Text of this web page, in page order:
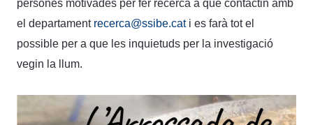
persones motivades per fer recerca a que contactin amb
el departament recerca@ssibe.cati es farà tot el
possible per a que les inquietuds per la investigació
vegin la llum.